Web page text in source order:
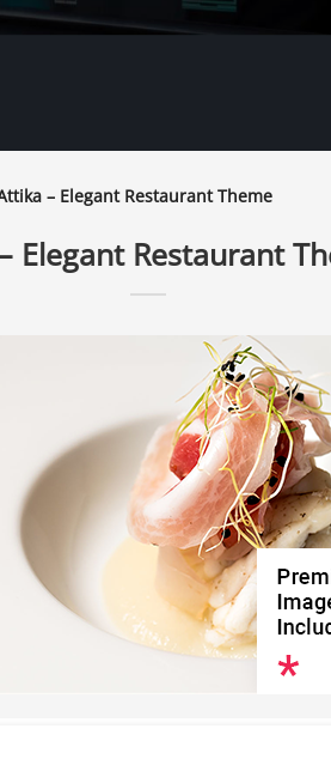
– Elegant Restaurant Theme
Elegant Restaurant